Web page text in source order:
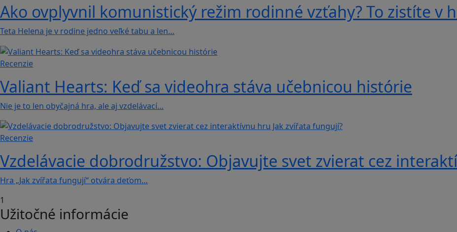
Ako ovplyvnil komunistický režim rodinné vzťahy? To zistíte v
Teta Helena je v rodine jedno veľké tabu a len…
Recenzie
Valiant Hearts: Keď sa videohra stáva učebnicou histórie
Nie je to len obyčajná hra, ale aj vzdelávací…
Recenzie
Vzdelávacie dobrodružstvo: Objavujte svet zvierat cez
Hra „Jak zvířata fungují“ otvára deťom…
1
Užitočné informácie